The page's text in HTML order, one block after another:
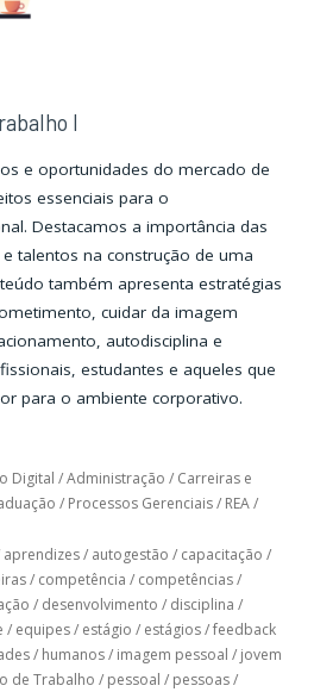
I
e oportunidades do mercado de
essenciais para o
Destacamos a importância das
talentos na construção de uma
também apresenta estratégias
cuidar da imagem
autodisciplina e
estudantes e aqueles que
para o ambiente corporativo.
Digital /Administração / Carreiras e
/ Processos Gerenciais/ REA/
aprendizes/ autogestão / capacitação /
/ competência / competências/
/ desenvolvimento / disciplina /
/ equipes/ estágio / estágios/feedback
/ humanos/ imagem pessoal / jovem
de Trabalho / pessoal / pessoas/